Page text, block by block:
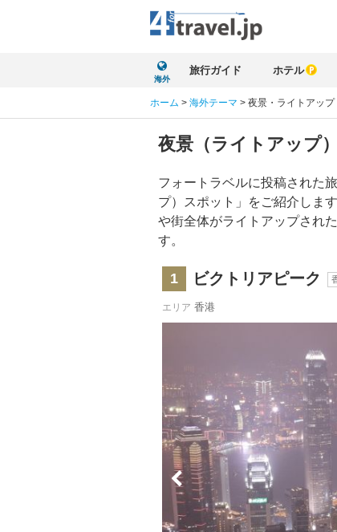
海外
旅行ガイド ホテル
ホーム > 海外テーマ > 夜景・ライトアップ
夜景（ライトアップ
フォートラベルに投稿された
プ）スポット」をご紹介しま
や街全体がライトアップされ
す。
1 ビクトリアピーク
エリア 香港